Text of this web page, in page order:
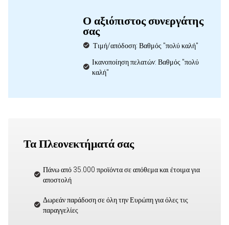
Ο αξιόπιστος συνεργάτης
σας
Τιμή/απόδοση: Βαθμός "πολύ καλή"
Ικανοποίηση πελατών: Βαθμός "πολύ
καλή"
Τα Πλεονεκτήματά σας
Πάνω από 35.000 προϊόντα σε απόθεμα και έτοιμα για
αποστολή
Δωρεάν παράδοση σε όλη την Ευρώπη για όλες τις
παραγγελίες